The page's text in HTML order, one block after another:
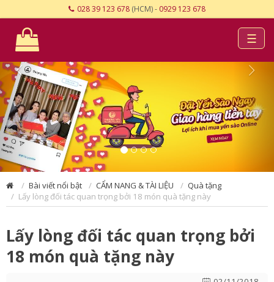
028 39 123 678 (HCM) - 0929 123 678
☰
Bài viết nổi bật CẨM NANG & TÀI LIỆU
Quà tặng
Lấy lòng đối tác quan trọng bởi 18 món quà tặng này
Lấy lòng đối tác quan trọng bởi
18 món quà tặng này